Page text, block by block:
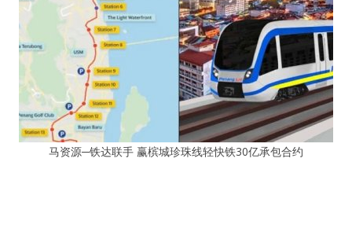
马资源─铁达联手 赢槟城珍珠线轻快铁30亿承包合约